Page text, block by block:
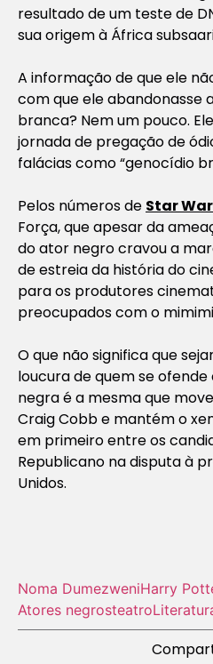
resultado de um teste de
sua origem à África
A informação de que ele
com que ele abandonasse
branca? Nem um pouco.
jornada de pregação de
falácias como “genocídio
Pelos números de Star
Força, que apesar da
do ator negro cravou a
de estreia da história do
para os produtores
preocupados com o
O que não significa que
loucura de quem se
negra é a mesma que
Craig Cobb e mantém o
em primeiro entre os
Republicano na disputa à
Unidos.
Noma DumezweniHarry
Atores negrosteatro